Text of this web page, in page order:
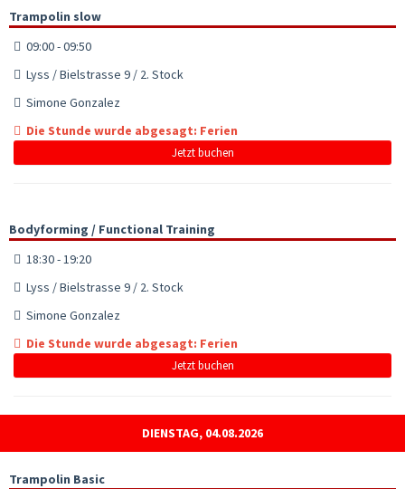
Trampolin slow
09:00 - 09:50
Lyss / Bielstrasse 9 / 2. Stock
Simone Gonzalez
Die Stunde wurde abgesagt: Ferien
Jetzt buchen
Bodyforming / Functional Training
18:30 - 19:20
Lyss / Bielstrasse 9 / 2. Stock
Simone Gonzalez
Die Stunde wurde abgesagt: Ferien
Jetzt buchen
DIENSTAG, 04.08.2026
Trampolin Basic